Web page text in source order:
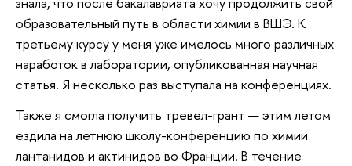
образовательный путь в области химии в ВШЭ. К
третьему курсу у меня уже имелось много различных
наработок в лаборатории, опубликованная научная
статья. Я несколько раз выступала на конференциях.
Также я смогла получить тревел-грант — этим летом
ездила на летнюю школу-конференцию по химии
лантанидов и актинидов во Франции. В течение